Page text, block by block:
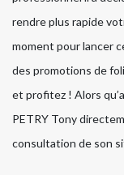
rendre plus rapide
moment pour lancer
des promotions de
et profitez ! Alors
PETRY Tony
consultation de son